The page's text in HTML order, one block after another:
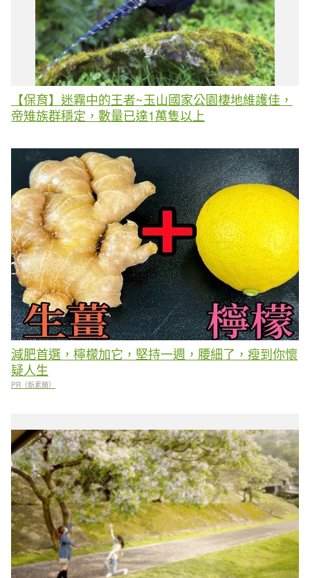
【保育】迷霧中的王者~玉山國家公園棲地維護佳，
帝雉族群穩定，數量已達1萬隻以上
減肥首選，檸檬加它，堅持一週，腰細了，瘦到你懷
疑人生
PR（新素簡）